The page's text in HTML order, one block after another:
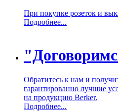
При покупке розеток и
Подробнее...
Обратитесь к нам и
гарантированно лучшие
на продукцию Berker.
Подробнее...